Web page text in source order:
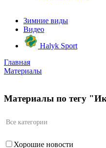
Зимние виды
Видео
Halyk Sport
Главная
Материалы
Материалы по тегу
Все категории
Хорошие новости